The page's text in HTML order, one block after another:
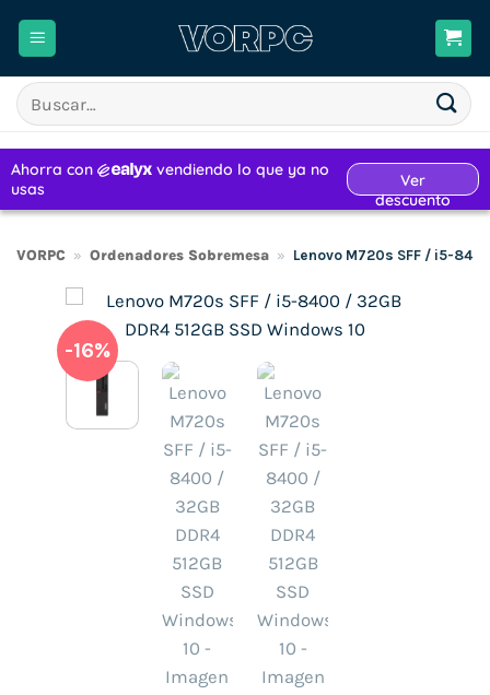
Buscar
por:
VORPC » Ordenadores Sobremesa » Lenovo M720s SFF / i5-
-16%